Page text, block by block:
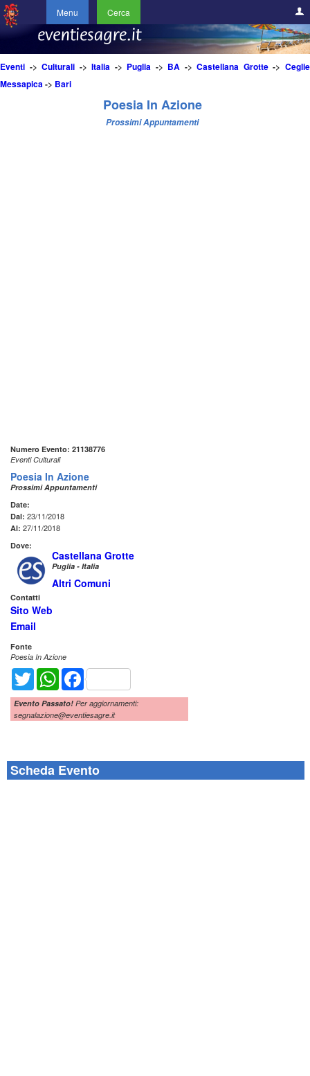
Menu Cerca
Eventi ->Culturali ->Italia -> Puglia -> BA ->Castellana Grotte->Ceglie
Messapica-> Bari
Poesia In Azione
Prossimi Appuntamenti
Numero Evento: 21138776
Eventi Culturali
Poesia In Azione
Prossimi Appuntamenti
Date:
Dal: 23/11/2018
Al: 27/11/2018
Dove:
Castellana Grotte
Puglia - Italia
Altri Comuni
Contatti
Sito Web
Email
Fonte
Poesia In Azione
Twitter WhatsAppFacebook
Evento Passato! Per aggiornamenti:
segnalazione@eventiesagre.it
Scheda Evento